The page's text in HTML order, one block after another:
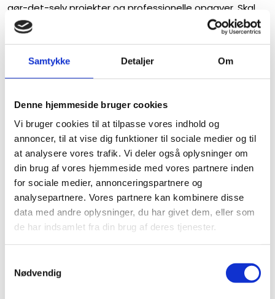
Samtykke Detaljer Om
Denne hjemmeside bruger cookies
Vi bruger cookies til at tilpasse vores indhold og
annoncer, til at vise dig funktioner til sociale medier og til
at analysere vores trafik. Vi deler også oplysninger om
din brug af vores hjemmeside med vores partnere inden
for sociale medier, annonceringspartnere og
analysepartnere. Vores partnere kan kombinere disse
data med andre oplysninger, du har givet dem, eller som
de har indsamlet fra din brug af deres tjenester.
Nødvendig
gør-det-selv projekter og professionelle opgaver. Skal
du i gang med havearbejde,
renovering af huseller
nybyggeri
, kan du finde det nødvendige udstyr hos os.
Vi sørger for, at maskinerne er i god stand, så du kan
fokusere på arbejdet. Har du spørgsmål til, hvilken
finde den rigtige løsning.
Fleksibel leje af minigraver og andet
udstyr
Har du brug for leje af minigraver til en kortere eller
længere periode, tilbyder vi fleksible løsninger. Du kan
leje maskinerne for en enkelt dag eller over flere uger –
afhængigt af dit behov.
Minigraver leje til udgravning og terrænarbejde